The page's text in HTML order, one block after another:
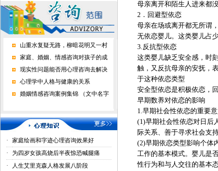
家长好好做心理咨询，孩子才
正常上学了
·心理咨询能挽回婚恋情感吗？
山重水复疑无路，柳暗花明又一村
家庭、婚姻、情感咨询对孩子的成
现实性问题能否用心理咨询去解决
心理学中人格与健康的关系
婚姻情感咨询案例集锦 （文中名字
·
家庭绘画和字迹心理咨询效果好
·
为四岁女孩高烧后半夜惊恐喊腿痛
·
人生艾里克森人格发展八阶段
母亲离开和陌生人进来都
2．回避型依恋
母亲在场或离开都无所谓
无依恋婴儿。这类婴儿占
3.反抗型依恋
这类婴儿缺乏安全感，时
触，又反抗母亲的安抚，
于这种依恋类型
安全型依恋是积极依恋，
早期数养对依恋的影响
1.早期社会性依恋的重要
(1)早期社会性依恋对日后
际关系、善于寻求社会支
(2)早期依恋类型影响个体
工作的基本模式。婴儿是
性行为和与人交往的基本